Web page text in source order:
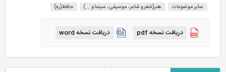
سایر موضوعات
هنر(شعر و شاعر ، موسیقی ، سینما و ...) حافظ(ره)
دریافت نسخه pdf دریافت نسخه word